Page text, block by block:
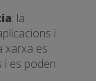
: la
i
xarxa es
i es poden